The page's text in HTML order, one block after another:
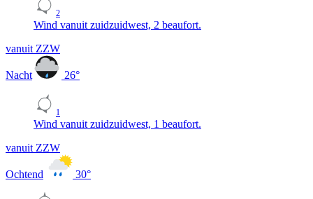
2
Wind vanuit zuidzuidwest, 2 beaufort.
vanuit ZZW
Nacht 26°
1
Wind vanuit zuidzuidwest, 1 beaufort.
vanuit ZZW
Ochtend 30°